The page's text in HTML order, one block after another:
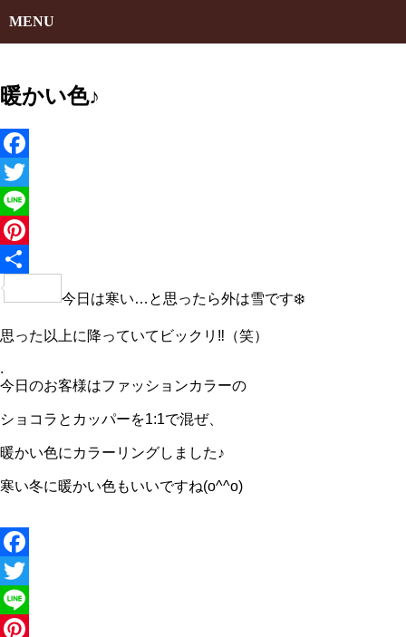
MENU
暖かい色♪
Facebook
Twitter
Line
Pinterest
今日は寒い…と思ったら外は雪です❄️
思った以上に降っていてビックリ‼️（笑）
.
今日のお客様はファッションカラーの
ショコラとカッパーを1:1で混ぜ、
暖かい色にカラーリングしました♪
寒い冬に暖かい色もいいですね(o^^o)
Facebook
Twitter
Line